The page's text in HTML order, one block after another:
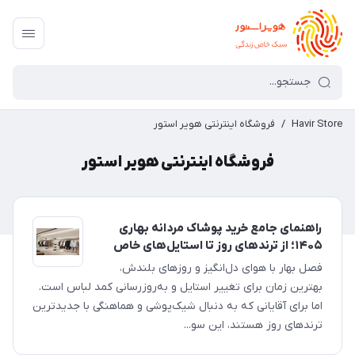
Havir Store
/ فروشگاه اینترنتی هویر استور
فروشگاه اینترنتی هویر استور
راهنمای جامع خرید پوشاک مردانه بهاری
۱۴۰۵؛ از ترندهای روز تا استایل‌های خاص
فصل بهار با هوای دل‌انگیز و روزهای بلندش،
بهترین زمان برای تغییر استایل و به‌روزرسانی کمد لباس است.
اما برای آقایانی که به دنبال شیک‌پوشی و هماهنگی با جدیدترین
ترندهای روز هستند، این سو...